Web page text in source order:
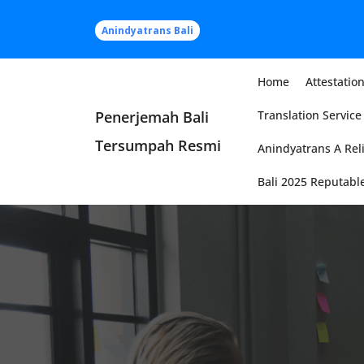
Anindyatrans Bali
Penerjemah Bali
Tersumpah Resmi
Home
Translation
Anindyatrans A
Bali 2025